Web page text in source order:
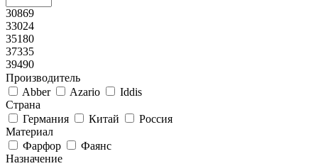
30869
33024
35180
37335
39490
Производитель
Abber
Azario
Iddis
Страна
Германия
Китай
Россия
Материал
Фарфор
Фаянс
Назначение